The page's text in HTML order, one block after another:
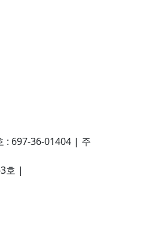
: 697-36-01404 | 주
호 |